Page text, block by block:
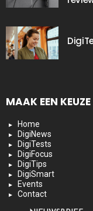
MAAK EEN KEUZE
Home
DigiNews
DigiTests
DigiFocus
DigiTips
DigiSmart
Events
Contact